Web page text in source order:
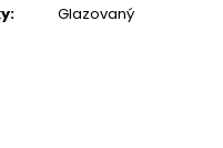
: Glazovaný